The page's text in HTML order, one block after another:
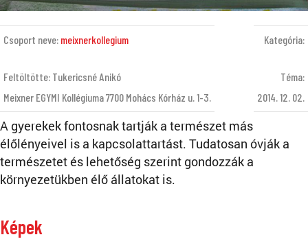
Csoport neve: meixnerkollegium
Feltöltötte: Tukericsné Anikó
Meixner EGYMI Kollégiuma 7700 Mohács Kórház u. 1-3.
Kategória:
Téma:
2014. 12. 02.
A gyerekek fontosnak tartják a természet más
élőlényeivel is a kapcsolattartást. Tudatosan óvják a
természetet és lehetőség szerint gondozzák a
környezetükben élő állatokat is.
Képek